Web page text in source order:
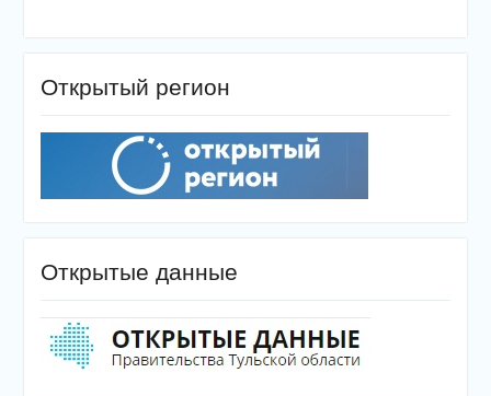
Открытый регион
Открытые данные